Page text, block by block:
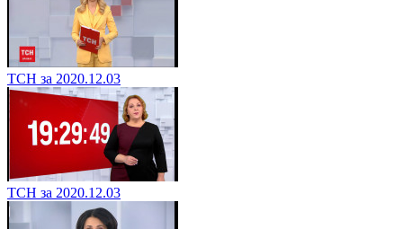
ТСН за 2020.12.03
ТСН за 2020.12.03